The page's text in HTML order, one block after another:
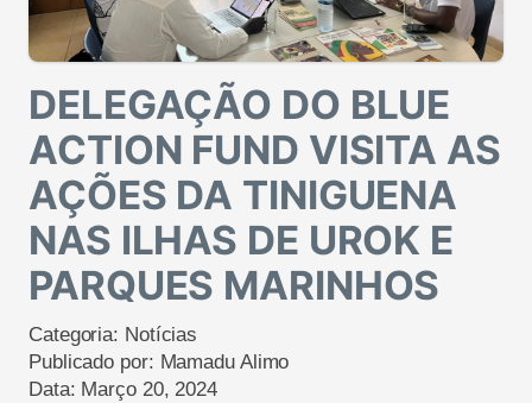
DELEGAÇÃO DO BLUE
ACTION FUND VISITA AS
AÇÕES DA TINIGUENA
NAS ILHAS DE UROK E
PARQUES MARINHOS
Categoria: Notícias
Publicado por: Mamadu Alimo
Data: Março 20, 2024